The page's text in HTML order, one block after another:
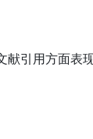
献引用方面表